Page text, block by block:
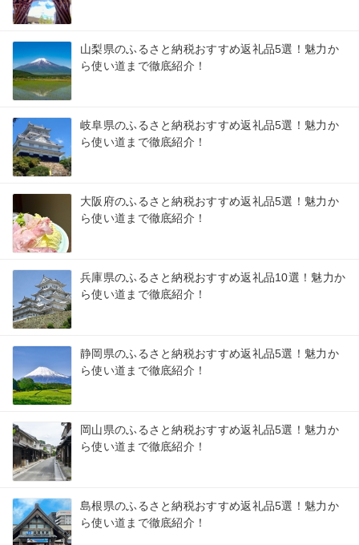
山梨県のふるさと納税おすすめ返礼品5選！魅力か
ら使い道まで徹底紹介！
岐阜県のふるさと納税おすすめ返礼品5選！魅力か
ら使い道まで徹底紹介！
大阪府のふるさと納税おすすめ返礼品5選！魅力か
ら使い道まで徹底紹介！
兵庫県のふるさと納税おすすめ返礼品10選！魅力か
ら使い道まで徹底紹介！
静岡県のふるさと納税おすすめ返礼品5選！魅力か
ら使い道まで徹底紹介！
岡山県のふるさと納税おすすめ返礼品5選！魅力か
ら使い道まで徹底紹介！
島根県のふるさと納税おすすめ返礼品5選！魅力か
ら使い道まで徹底紹介！